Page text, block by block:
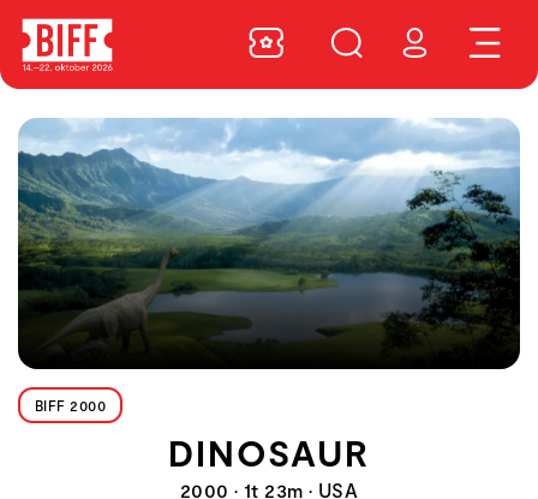
BIFF 2000
DINOSAUR
2000 • 1t 23m • USA